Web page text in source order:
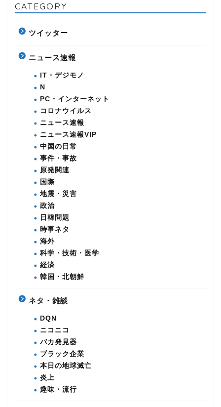
CATEGORY
ツイッター
ニュース速報
IT・デジモノ
N
PC・インターネット
コロナウイルス
ニュース速報
ニュース速報VIP
中国の日常
事件・事故
原発関連
国際
地震・災害
政治
日韓問題
時事ネタ
海外
科学・技術・医学
経済
韓国・北朝鮮
ネタ・雑談
DQN
ニコニコ
バカ発見器
ブラック企業
本日の地球滅亡
炎上
趣味・流行